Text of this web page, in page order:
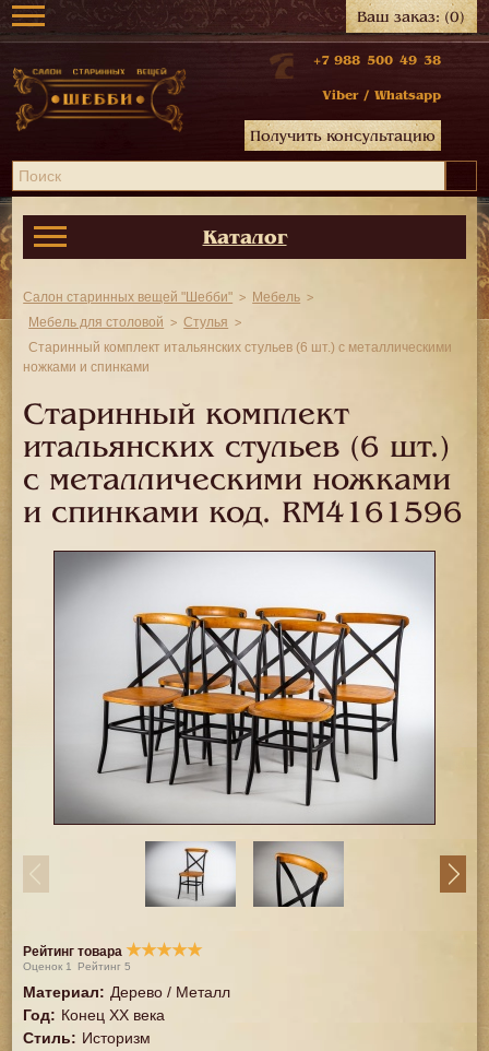
Ваш заказ:(0)
+7 988 500 49 38
Viber / Whatsapp
Получить консультацию
Каталог
Салон старинных вещей "Шебби"
Мебель
Мебель для столовой
Стулья
Старинный комплект итальянских стульев (6 шт.) с металлическими
ножками и спинками
Старинный комплект
итальянских стульев (6 шт.)
с металлическими ножками
и спинками код. RM4161596
Рейтинг товара★★★★★
Оценок 1 Рейтинг5
Материал: Дерево / Металл
Год: Конец XX векa
Стиль: Историзм